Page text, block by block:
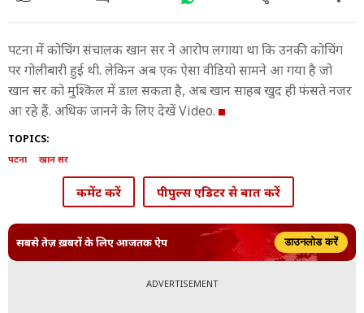
पटना में कोचिंग संचालक खान सर ने आरोप लगाया था कि उनकी कोचिंग
पर गोलीबारी हुई थी. लेकिन अब एक ऐसा वीडियो सामने आ गया है जो
खान सर को मुश्किल में डाल सकता है, अब खान साहब खुद ही फंसते नजर
आ रहे हैं. अधिक जानने के लिए देखें Video.
TOPICS:
पटना खान सर
कमेंट करें पीपुल्स एडिटर से बात करें
सबसे तेज़ ख़बरों के लिए आजतक ऐप डाउनलोड करें
ADVERTISEMENT